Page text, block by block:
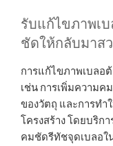
รับแก้ไขภาพเ
ชัดให้กลับมาส
การแก้ไขภาพเบลอ
เช่น การเพิ่มความค
ของวัตถุ และการท
โครงสร้าง โดยบริก
คมชัดรีทัชจุดเบลอใ